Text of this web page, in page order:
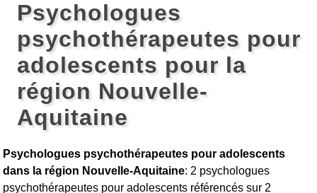
Psychologues
psychothérapeutes pour
adolescents pour la
région Nouvelle-
Aquitaine
Psychologues psychothérapeutes pour adolescents
dans la région Nouvelle-Aquitaine: 2 psychologues
psychothérapeutes pour adolescents référencés sur 2